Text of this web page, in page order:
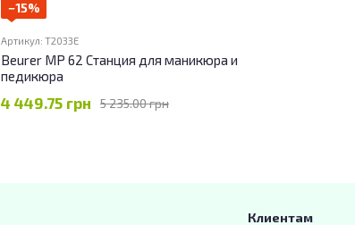
−15%
Артикул: T2033E
Beurer MP 62 Станция для маникюра и
педикюра
5 235.00 грн
4 449.75 грн
Клиентам